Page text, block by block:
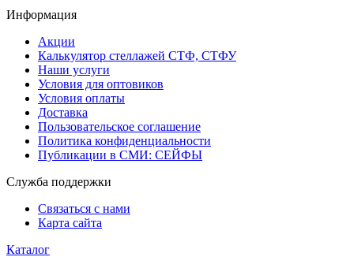
Информация
Акции
Калькулятор стеллажей СТФ, СТФУ
Наши услуги
Условия для оптовиков
Условия оплаты
Доставка
Пользовательское соглашение
Политика конфиденциальности
Публикации в СМИ: СЕЙФЫ
Служба поддержки
Связаться с нами
Карта сайта
Каталог